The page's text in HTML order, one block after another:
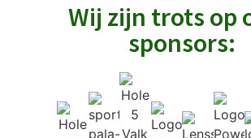
Wij zijn trots op
sponsors: